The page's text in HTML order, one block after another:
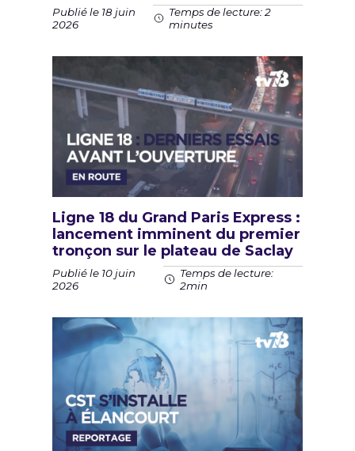
Publié le 18 juin
2026
Temps de lecture: 2
minutes
Ligne 18 du Grand Paris Express :
lancement imminent du premier
tronçon sur le plateau de Saclay
Publié le 10 juin
2026
Temps de lecture:
2min